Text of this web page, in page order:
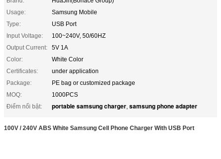
Usage:
Samsung Mobile
Type:
USB Port
Input Voltage:
100~240V, 50/60HZ
Output Current:
5V 1A
Color:
White Color
Certificates:
under application
Package:
PE bag or customized package
MOQ:
1000PCS
Điểm nổi bật:
portable samsung charger, samsung phone adapter
100V / 240V ABS White Samsung Cell Phone Charger With USB Port